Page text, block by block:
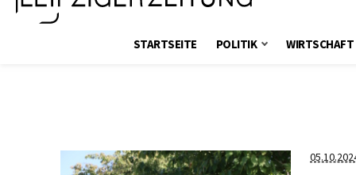
STARTSEITE POLITIK WIRTSCHAFT